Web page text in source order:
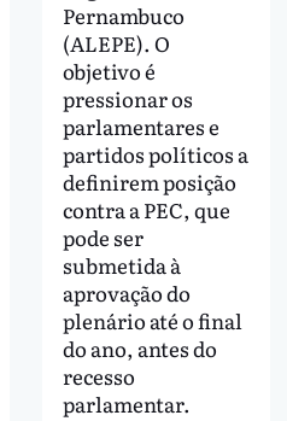
Pernambuco
(ALEPE). O
objetivo é
pressionar os
parlamentares e
partidos políticos a
definirem posição
contra a PEC, que
pode ser
submetida à
aprovação do
plenário até o final
do ano, antes do
recesso
parlamentar.